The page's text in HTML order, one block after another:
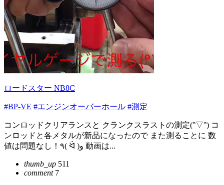
ロードスター NB8C
#BP-VE #エンジンオーバーホール #測定
コンロッドクリアランスと クランクスラストの測定(°▽°) コ
ンロッドと各メタルが新品になったので また測ることに 数
値は問題なし！٩( ᐛ )و 動画は...
thumb_up 511
comment7